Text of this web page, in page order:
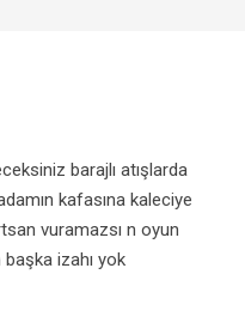
barajlı atışlarda
kafasına kaleciye
vuramazsı n oyun
izahı yok